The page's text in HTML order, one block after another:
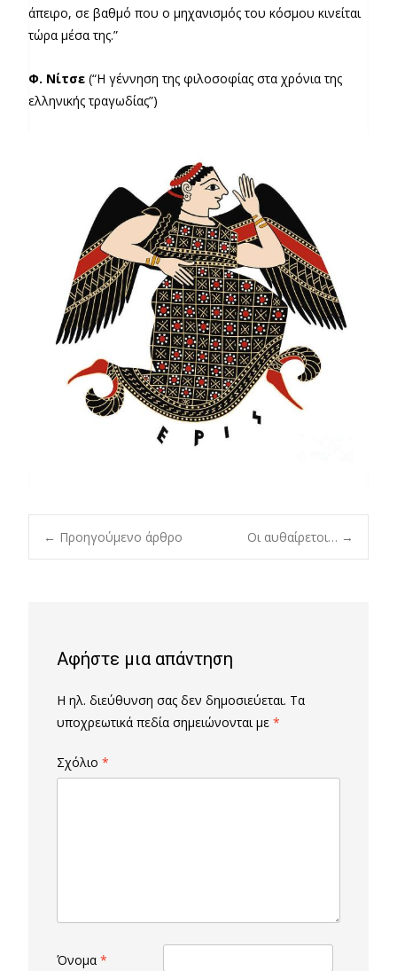
άπειρο, σε βαθμό που ο μηχανισμός του κόσμου κινείται
τώρα μέσα της.”
Φ. Νίτσε (“Η γέννηση της φιλοσοφίας στα χρόνια της
ελληνικής τραγωδίας”)
Post
← Προηγούμενο άρθρο Οι αυθαίρετοι… →
Αφήστε μια απάντηση
Η ηλ. διεύθυνση σας δεν δημοσιεύεται. Τα
υποχρεωτικά πεδία σημειώνονται με *
Σχόλιο *
Όνομα *